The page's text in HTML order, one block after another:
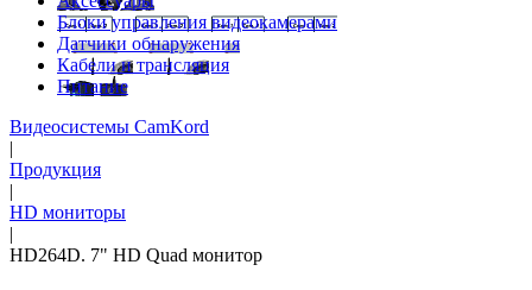
Блоки управления видеокамерами
Датчики обнаружения
Кабели и трансляция
Питание
Видеосистемы CamKord
|
Продукция
|
HD мониторы
|
HD264D. 7" HD Quad монитор